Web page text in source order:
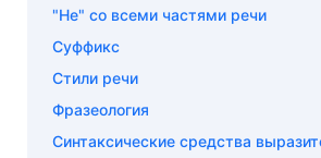
"Не" со всеми частями речи
Суффикс
Стили речи
Фразеология
Синтаксические средства